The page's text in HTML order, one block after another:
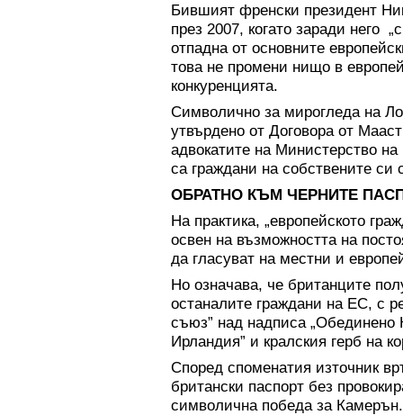
Бившият френски президент
през 2007, когато заради него
отпадна от основните
това не промени нищо в
конкуренцията.
Символично за мирогледа на
утвърдено от Договора от
адвокатите на Министерство
са граждани на собствените си
ОБРАТНО КЪМ ЧЕРНИТЕ
На практика, „европейското
освен на възможността на
да гласуват на местни и
Но означава, че британците
останалите граждани на ЕС, с
съюз” над надписа „Обединено
Ирландия” и кралския герб на
Според споменатия източник
британски паспорт без
символична победа за Камерън.